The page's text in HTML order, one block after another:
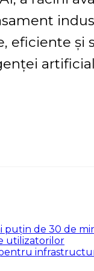
și
puțin de 30 de
utilizatorilor